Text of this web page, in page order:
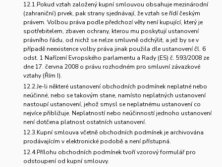
12.1.Pokud vztah založený kupní smlouvou obsahuje mezinárodní
(zahraniční) prvek, pak strany sjednávají, že vztah se řídí českým
právem. Volbou práva podle předchozí věty není kupující, který je
spotřebitelem, zbaven ochrany, kterou mu poskytují ustanovení
právního řádu, od nichž se nelze smluvně odchýlit, a jež by se v
případě neexistence volby práva jinak použila dle ustanovení čl. 6
odst. 1 Nařízení Evropského parlamentu a Rady (ES) č. 593/2008 ze
dne 17. června 2008 o právu rozhodném pro smluvní závazkové
vztahy (Řím I).
12.2.Je-li některé ustanovení obchodních podmínek neplatné nebo
neúčinné, nebo se takovým stane, namísto neplatných ustanovení
nastoupí ustanovení, jehož smysl se neplatnému ustanovení co
nejvíce přibližuje. Neplatností nebo neúčinností jednoho ustanovení
není dotčena platnost ostatních ustanovení.
12.3.Kupní smlouva včetně obchodních podmínek je archivována
prodávajícím v elektronické podobě a není přístupná.
12.4.Přílohu obchodních podmínek tvoří vzorový formulář pro
odstoupení od kupní smlouvy.